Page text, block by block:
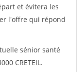
et évitera les
l'offre qui répond
sénior santé
CRETEIL.